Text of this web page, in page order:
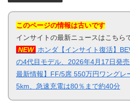
このページの情報は古いです
インサイトの最新ニュースはこちら
NEW ホンダ【インサイト復活】
の4代目モデル、2026年4月17日発
最新情報】FF/5席 550万円ワングレ
5km、急速充電は80％まで約40分